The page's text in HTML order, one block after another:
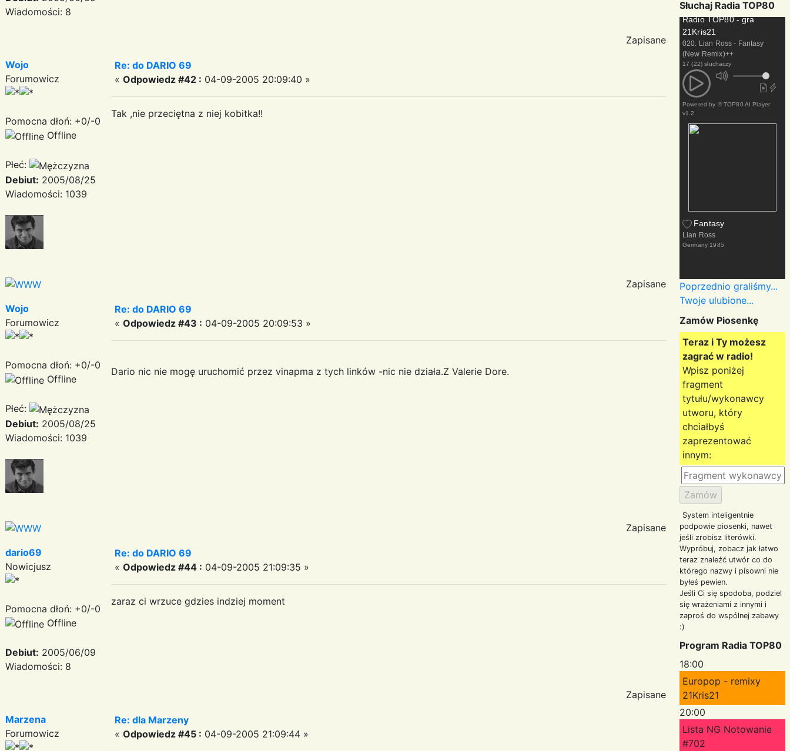
Wiadomości: 8
Zapisane
Wojo
Forumowicz
Pomocna dłoń: +0/-0
Offline
Płeć:
Debiut: 2005/08/25
Wiadomości: 1039
Re: do DARIO 69
« Odpowiedz #42 : 04-09-2005 20:09:40 »
Tak ,nie przeciętna z niej kobitka!!
Zapisane
Wojo
Forumowicz
Pomocna dłoń: +0/-0
Offline
Płeć:
Debiut: 2005/08/25
Wiadomości: 1039
Re: do DARIO 69
« Odpowiedz #43 : 04-09-2005 20:09:53 »
Dario nic nie mogę uruchomić przez vinapma z tych linków -nic nie działa.Z Valerie Dore.
Zapisane
dario69
Nowicjusz
Pomocna dłoń: +0/-0
Offline
Debiut: 2005/06/09
Wiadomości: 8
Re: do DARIO 69
« Odpowiedz #44 : 04-09-2005 21:09:35 »
zaraz ci wrzuce gdzies indziej moment
Zapisane
Marzena
Forumowicz
Re: dla Marzeny
« Odpowiedz #45 : 04-09-2005 21:09:44 »
Słuchaj Radia TOP80
Radio TOP80 - gra
21Kris21
020. Lian Ross - Fantasy
(New Remix)++
17 (22) słuchaczy
Powered by © TOP80 AI Player
v1.2
Fantasy
Lian Ross
Germany 1985
Poprzednio graliśmy...
Twoje ulubione...
Zamów Piosenkę
Teraz i Ty możesz
zagrać w radio!
Wpisz poniżej
fragment
tytułu/wykonawcy
utworu, który
chciałbyś
zaprezentować
innym:
System inteligentnie
podpowie piosenki, nawet
jeśli zrobisz literówki.
Wypróbuj, zobacz jak łatwo
teraz znaleźć utwór co do
którego nazwy i pisowni nie
byłeś pewien.
Jeśli Ci się spodoba, podziel
się wrażeniami z innymi i
zaproś do wspólnej zabawy
:)
Program Radia TOP80
18:00
Europop - remixy
21Kris21
20:00
Lista NG Notowanie
#702